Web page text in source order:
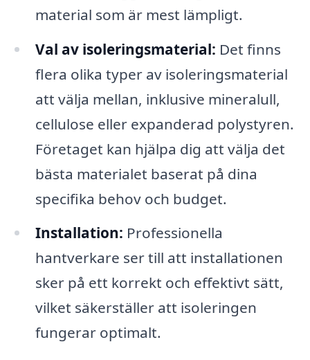
material som är mest lämpligt.
Val av isoleringsmaterial: Det finns
flera olika typer av isoleringsmaterial
att välja mellan, inklusive mineralull,
cellulose eller expanderad polystyren.
Företaget kan hjälpa dig att välja det
bästa materialet baserat på dina
specifika behov och budget.
Installation: Professionella
hantverkare ser till att installationen
sker på ett korrekt och effektivt sätt,
vilket säkerställer att isoleringen
fungerar optimalt.